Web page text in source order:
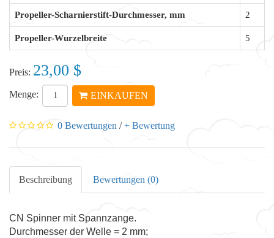
Propeller-Scharnierstift-Durchmesser, mm 2
Propeller-Wurzelbreite 5
Preis: 23,00 $
Menge: EINKAUFEN
0 Bewertungen /+ Bewertung
Beschreibung Bewertungen (0)
CN Spinner mit Spannzange.
Durchmesser der Welle = 2 mm;